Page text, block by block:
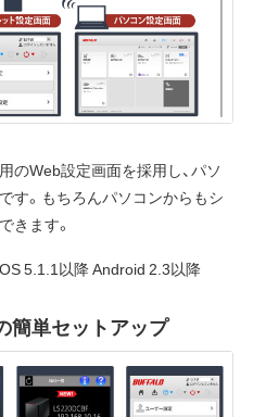
のWeb設定画面を採用し、パソ
す。もちろんパソコンからもシ
きます。
5.1.1以降 Android 2.3以降
簡単セットアップ